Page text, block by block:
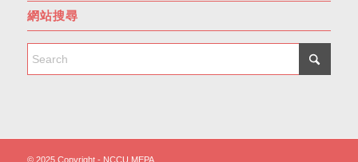
網站搜尋
© 2025 Copyright - NCCU MEPA